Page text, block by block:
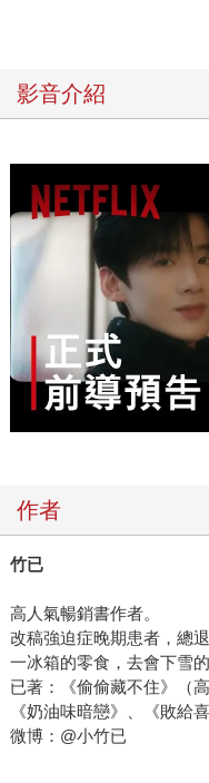
影音介紹
作者
竹已
高人氣暢銷書作者。
改稿強迫症晚期患者，總
一冰箱的零食，去會下雪
已著：《偷偷藏不住》（
《奶油味暗戀》、《敗給
微博：@小竹已